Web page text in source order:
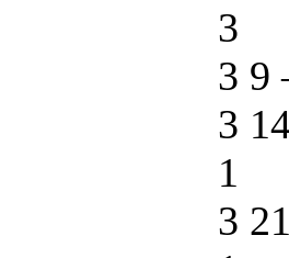
3
3 9
3
1
3